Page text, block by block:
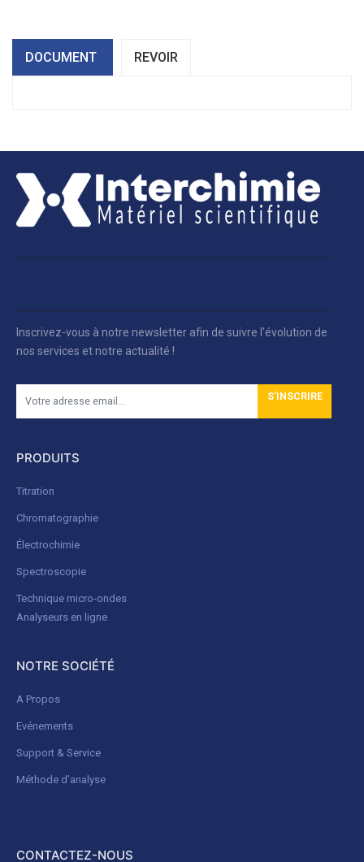
DOCUMENT REVOIR
Inscrivez-vous à notre newsletter afin de suivre l'évolution de
nos services et notre actualité !
S'INSCRIRE
PRODUITS
Titration
Chromatographie
Électrochimie
Spectroscopie
Technique micro-ondes
Analyseurs en ligne
NOTRE SOCIÉTÉ
A Propos
Evénements
Support & Service
Méthode d'analyse
CONTACTEZ-NOUS